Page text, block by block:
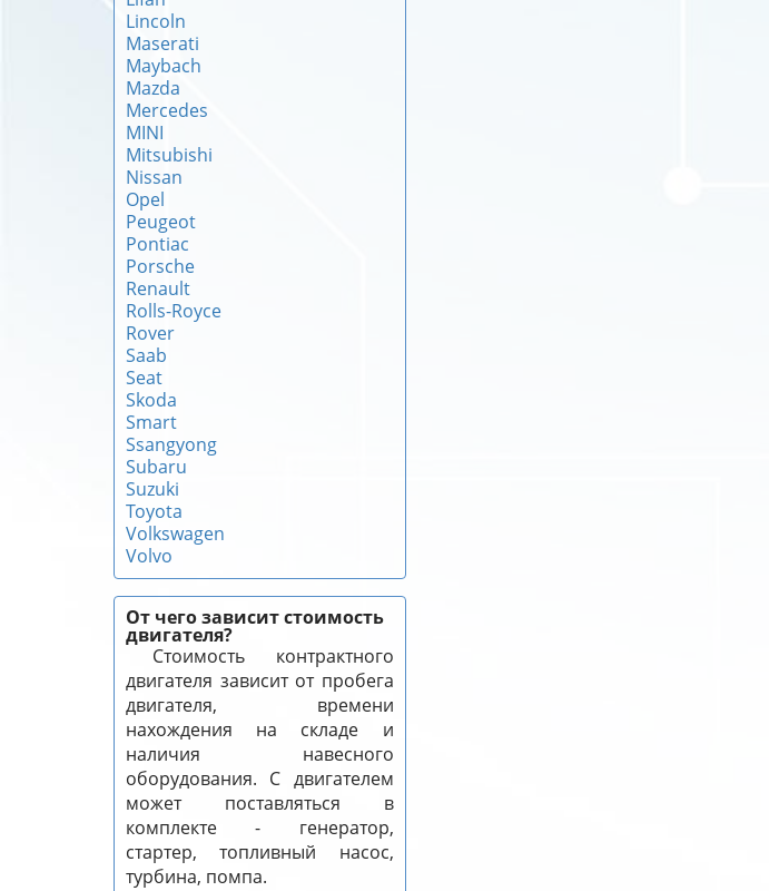
Lincoln
Maserati
Maybach
Mazda
Mercedes
MINI
Mitsubishi
Nissan
Opel
Peugeot
Pontiac
Porsche
Renault
Rolls-Royce
Rover
Saab
Seat
Skoda
Smart
Ssangyong
Subaru
Suzuki
Toyota
Volkswagen
Volvo
От чего зависит стоимость
двигателя?
Стоимость контрактного
двигателя зависит от пробега
двигателя, времени
нахождения на складе и
наличия навесного
оборудования. С двигателем
может поставляться в
комплекте - генератор,
стартер, топливный насос,
турбина, помпа.